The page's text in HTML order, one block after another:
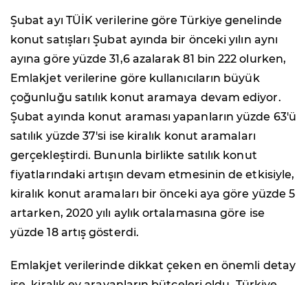
Şubat ayı TÜİK verilerine göre Türkiye genelinde
konut satışları Şubat ayında bir önceki yılın aynı
ayına göre yüzde 31,6 azalarak 81 bin 222 olurken,
Emlakjet verilerine göre kullanıcıların büyük
çoğunluğu satılık konut aramaya devam ediyor.
Şubat ayında konut araması yapanların yüzde 63'ü
satılık yüzde 37'si ise kiralık konut aramaları
gerçekleştirdi. Bununla birlikte satılık konut
fiyatlarındaki artışın devam etmesinin de etkisiyle,
kiralık konut aramaları bir önceki aya göre yüzde 5
artarken, 2020 yılı aylık ortalamasına göre ise
yüzde 18 artış gösterdi.
Emlakjet verilerinde dikkat çeken en önemli detay